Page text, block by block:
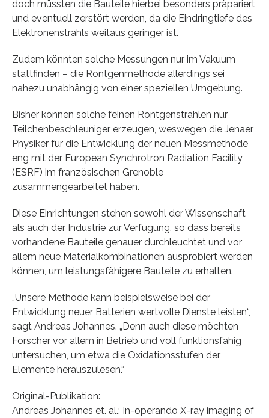
doch müssten die Bauteile hierbei besonders präpariert
und eventuell zerstört werden, da die Eindringtiefe des
Elektronenstrahls weitaus geringer ist.
Zudem könnten solche Messungen nur im Vakuum
stattfinden – die Röntgenmethode allerdings sei
nahezu unabhängig von einer speziellen Umgebung.
Bisher können solche feinen Röntgenstrahlen nur
Teilchenbeschleuniger erzeugen, weswegen die Jenaer
Physiker für die Entwicklung der neuen Messmethode
eng mit der European Synchrotron Radiation Facility
(ESRF) im französischen Grenoble
zusammengearbeitet haben.
Diese Einrichtungen stehen sowohl der Wissenschaft
als auch der Industrie zur Verfügung, so dass bereits
vorhandene Bauteile genauer durchleuchtet und vor
allem neue Materialkombinationen ausprobiert werden
können, um leistungsfähigere Bauteile zu erhalten.
„Unsere Methode kann beispielsweise bei der
Entwicklung neuer Batterien wertvolle Dienste leisten“,
sagt Andreas Johannes. „Denn auch diese möchten
Forscher vor allem in Betrieb und voll funktionsfähig
untersuchen, um etwa die Oxidationsstufen der
Elemente herauszulesen.“
Original-Publikation:
Andreas Johannes et. al.: In-operando X-ray imaging of